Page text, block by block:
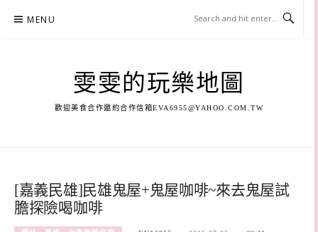
MENU
雯雯的玩樂地圖
歡迎美食合作邀約合作信箱EVA6955@YAHOO.COM.TW
[嘉義民雄]民雄鬼屋+鬼屋咖啡~來去鬼屋試
膽探險喝咖啡